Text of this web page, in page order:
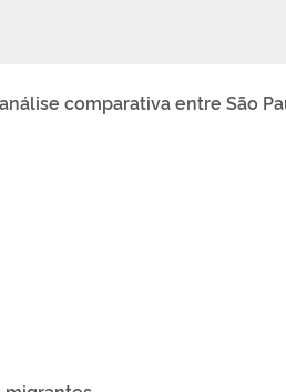
comparativa entre São